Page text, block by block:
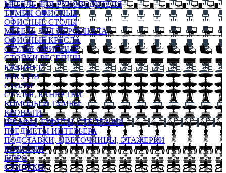
МЕБЕЛЬ ДЛЯ РУКОВОДИТЕЛЯ
ТУМБЫ ОФИСНЫЕ
ОФИСНЫЕ СТОЛЫ
МЕБЕЛЬ ДЛЯ ПЕРСОНАЛА
ОФИСНЫЕ КРЕСЛА
СТУЛЬЯ ОФИСНЫЕ
СТОЙКИ РЕСЕПШН
КАБИНЕТ
МАССИВ
СТОЛЫ
СТУЛЬЯ, БАНКЕТКИ
КОМОДЫ И ТУМБЫ
КРОВАТИ
ШКАФЫ, БУФЕТЫ, СТЕЛЛАЖИ
ПРЕДМЕТЫ ИНТЕРЬЕРА
ПОДСТАВКИ, ЦВЕТОЧНИЦЫ, ЭТАЖЕРКИ
КОНСОЛИ
БЮРО
СУНДУКИ